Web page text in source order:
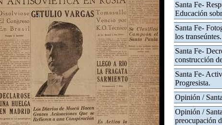
Santa Fe-
Educación
Santa Fe-
los transeúntes.
Santa Fe-
construcción
Santa Fe-
Progresista.
Opinión /
Opinión /
preocupación